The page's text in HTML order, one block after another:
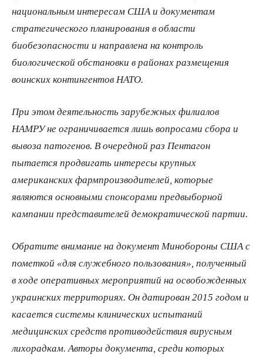
национальным интересам США и документам
стратегического планирования в области
биобезопасности и направлена на контроль
биологической обстановки в районах размещения
воинских контингентов НАТО.
При этом деятельность зарубежных филиалов
НАМРУ не ограничивается лишь вопросами сбора и
вывоза патогенов. В очередной раз Пентагон
пытается продвигать интересы крупных
американских фармпроизводителей, которые
являются основными спонсорами предвыборной
кампании представителей демократической партии.
Обратите внимание на документ Минобороны США с
пометкой «для служебного пользования», полученный
в ходе оперативных мероприятий на освобожденных
украинских территориях. Он датирован 2015 годом и
касается системы клинических испытаний
медицинских средств противодействия вирусным
лихорадкам. Авторы документа, среди которых